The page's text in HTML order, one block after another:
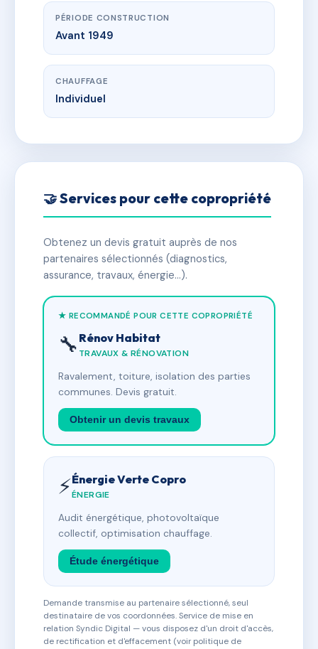
PÉRIODE CONSTRUCTION
Avant 1949
CHAUFFAGE
Individuel
🤝 Services pour cette copropriété
Obtenez un devis gratuit auprès de nos
partenaires sélectionnés (diagnostics,
assurance, travaux, énergie…).
★ RECOMMANDÉ POUR CETTE COPROPRIÉTÉ
🔧 Rénov Habitat
TRAVAUX & RÉNOVATION
Ravalement, toiture, isolation des parties
communes. Devis gratuit.
Obtenir un devis travaux
⚡Énergie Verte Copro
ÉNERGIE
Audit énergétique, photovoltaïque
collectif, optimisation chauffage.
Étude énergétique
Demande transmise au partenaire sélectionné, seul
destinataire de vos coordonnées. Service de mise en
relation Syndic Digital — vous disposez d'un droit d'accès,
de rectification et d'effacement (voir politique de